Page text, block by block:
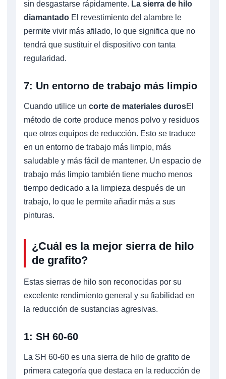
sin desgastarse rápidamente. La sierra de hilo
diamantado El revestimiento del alambre le
permite vivir más afilado, lo que significa que no
tendrá que sustituir el dispositivo con tanta
regularidad.
7: Un entorno de trabajo más limpio
Cuando utilice un corte de materiales durosEl
método de corte produce menos polvo y residuos
que otros equipos de reducción. Esto se traduce
en un entorno de trabajo más limpio, más
saludable y más fácil de mantener. Un espacio de
trabajo más limpio también tiene mucho menos
tiempo dedicado a la limpieza después de un
trabajo, lo que le permite añadir más a sus
pinturas.
¿Cuál es la mejor sierra de hilo
de grafito?
Estas sierras de hilo son reconocidas por su
excelente rendimiento general y su fiabilidad en
la reducción de sustancias agresivas.
1: SH 60-60
La SH 60-60 es una sierra de hilo de grafito de
primera categoría que destaca en la reducción de